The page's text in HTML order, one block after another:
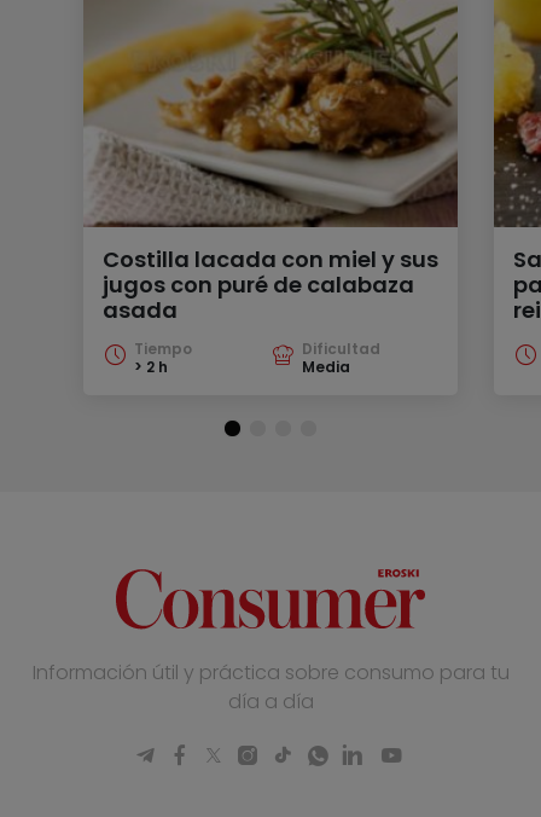
Costilla lacada con miel y sus
jugos con puré de calabaza
asada
Tiempo
> 2 h
Dificultad
Media
Información útil y práctica sobre consumo para tu
día a día